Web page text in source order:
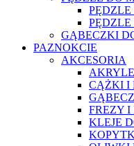
GĄBECZKI
PAZNOKCIE
AKCESORIA
AKRYLE
CĄŻKI I
FREZY
KLEJE